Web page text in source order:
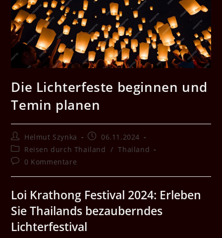
Die Lichterfeste beginnen und
Temin planen
Beitrags-
Autor:
Helmut Szynka
Beitrag
veröffentlicht:
06.11.2024
Beitrags-
Kategorie:
Reisen durch Thailand / Thailand
Beitrags-
0 Kommentare
Loi Krathong Festival 2024: Erleben
Sie Thailands bezauberndes
Lichterfestival